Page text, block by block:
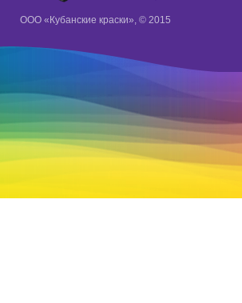
ООО «Кубанские краски», © 2015